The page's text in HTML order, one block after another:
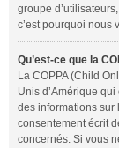
groupe
c’est pourquoi nous
Qu’est-ce que la
La COPPA (Child
Unis d’Amérique
des informations sur
consentement écrit
concernés. Si vous